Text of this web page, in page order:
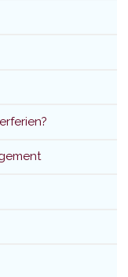
afsted